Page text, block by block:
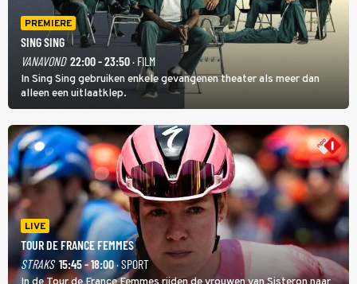
PREMIERE
SING SING
VANAVOND 22:00 - 23:50· FILM
In Sing Sing gebruiken enkele gevangenen theater als meer dan
alleen een uitlaatklep.
LIVE
TOUR DE FRANCE FEMMES
STRAKS 15:45 - 18:00· SPORT